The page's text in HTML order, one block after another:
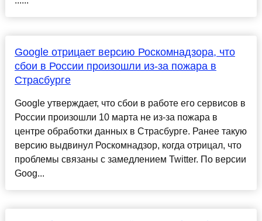
Google отрицает версию Роскомнадзора, что
сбои в России произошли из-за пожара в
Страсбурге
Google утверждает, что сбои в работе его сервисов в
России произошли 10 марта не из-за пожара в
центре обработки данных в Страсбурге. Ранее такую
версию выдвинул Роскомнадзор, когда отрицал, что
проблемы связаны с замедлением Twitter. По версии
Goog...